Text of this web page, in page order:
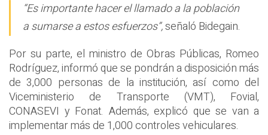
“Es importante hacer el llamado a la población
a sumarse a estos esfuerzos”,señaló Bidegain.
Por su parte, el ministro de Obras Públicas, Romeo
Rodríguez, informó que se pondrán a disposición más
de 3,000 personas de la institución, así como del
Viceministerio de Transporte (VMT), Fovial,
CONASEVI y Fonat. Además, explicó que se van a
implementar más de 1,000 controles vehiculares.